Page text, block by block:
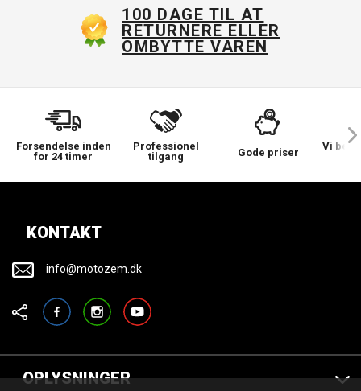
100 DAGE TIL AT
RETURNERE ELLER
OMBYTTE VAREN
Forsendelse inden
for 24 timer
Professionel
tilgang
Gode priser
Vi
KONTAKT
info@motozem.dk
FacebookInstagramYouTube
OPLYSNINGER